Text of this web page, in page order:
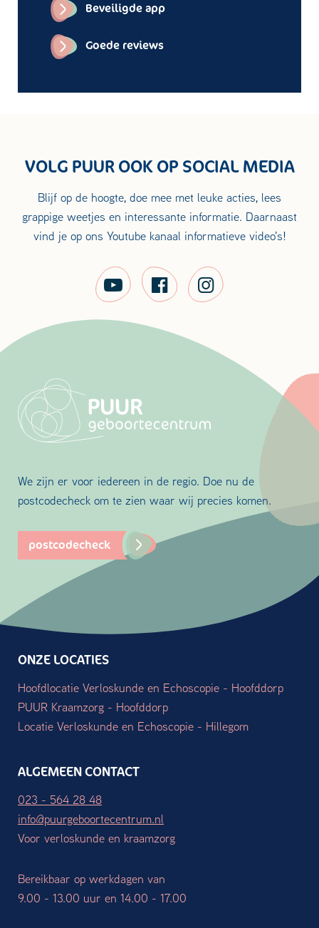
Beveiligde app
Goede reviews
VOLG PUUR OOK OP SOCIAL MEDIA
Blijf op de hoogte, doe mee met leuke acties, lees
grappige weetjes en interessante informatie. Daarnaast
vind je op ons Youtube kanaal informatieve video's!
We zijn er voor iedereen in de regio. Doe nu de
postcodecheck om te zien waar wij precies komen.
postcodecheck
ONZE LOCATIES
Hoofdlocatie Verloskunde en Echoscopie - Hoofddorp
PUUR Kraamzorg - Hoofddorp
Locatie Verloskunde en Echoscopie - Hillegom
ALGEMEEN CONTACT
023 - 564 28 48
info@puurgeboortecentrum.nl
Voor verloskunde en kraamzorg
Bereikbaar op werkdagen van
9.00 - 13.00 uur en 14.00 - 17.00